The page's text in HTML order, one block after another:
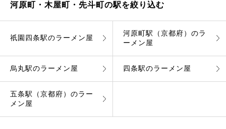
河原町・木屋町・先斗町の駅を絞り込む
祇園四条駅のラーメン屋
河原町駅（京都府）のラ
ーメン屋
烏丸駅のラーメン屋 四条駅のラーメン屋
五条駅（京都府）のラー
メン屋